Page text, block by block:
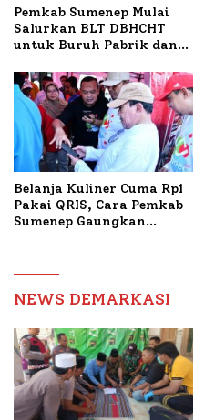
Pemkab Sumenep Mulai
Salurkan BLT DBHCHT
untuk Buruh Pabrik dan
Belanja Kuliner Cuma Rp1
Pakai QRIS, Cara Pemkab
Sumenep Gaungkan
NEWS DEMARKASI